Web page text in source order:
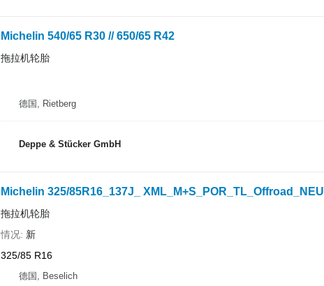
Michelin 540/65 R30 // 650/65 R42
拖拉机轮胎
德国, Rietberg
Deppe & Stücker GmbH
Michelin 325/85R16_137J_ XML_M+S_POR_TL_Offroad_NEU
拖拉机轮胎
情况 新
325/85 R16
德国, Beselich